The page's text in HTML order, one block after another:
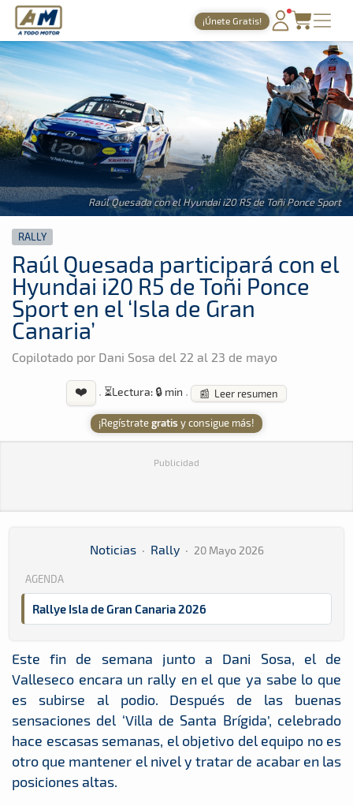
A Todo Motor · Revista del motor desde 1999
¡Únete Gratis!
PORTADA
TIEMPOS ONLINE
NOTICIAS
AGENDA
GALERÍAS
TIENDA
A Todo Motor » Noticias » Rally
Raúl Quesada con el Hyundai i20 R5 de Toñi Ponce Sport
RALLY
Raúl Quesada participará con el
Hyundai i20 R5 de Toñi Ponce
Sport en el ‘Isla de Gran
Canaria’
Copilotado por Dani Sosa del 22 al 23 de mayo
❤️ · ⏳Lectura: 🔒 min · 📰 Leer resumen
¡Regístrategratis y consigue más!
Publicidad
Noticias · Rally · 20 Mayo 2026
AGENDA
Rallye Isla de Gran Canaria 2026
Este fin de semana junto a Dani Sosa, el de
Valleseco encara un rally en el que ya sabe lo que
es subirse al podio. Después de las buenas
sensaciones del ‘Villa de Santa Brígida’, celebrado
hace escasas semanas, el objetivo del equipo no es
otro que mantener el nivel y tratar de acabar en las
posiciones altas.